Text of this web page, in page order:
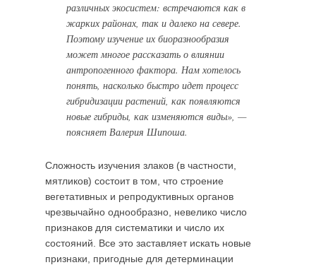
различных экосистем: встречаются как в
жарких районах, так и далеко на севере.
Поэтому изучение их биоразнообразия
может многое рассказать о влиянии
антропогенного фактора. Нам хотелось
понять, насколько быстро идет процесс
гибридизации растений, как появляются
новые гибриды, как изменяются виды», —
поясняет Валерия Шипоша.
Сложность изучения злаков (в частности,
мятликов) состоит в том, что строение
вегетативных и репродуктивных органов
чрезвычайно однообразно, невелико число
признаков для систематики и число их
состояний. Все это заставляет искать новые
признаки, пригодные для детерминации